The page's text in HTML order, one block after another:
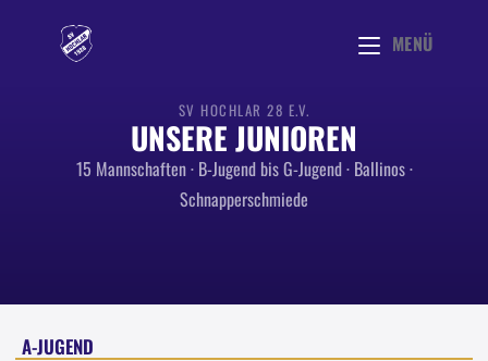
MENÜ
SV HOCHLAR 28 E.V.
UNSERE JUNIOREN
15 Mannschaften · B-Jugend bis G-Jugend · Ballinos ·
Schnapperschmiede
A-JUGEND